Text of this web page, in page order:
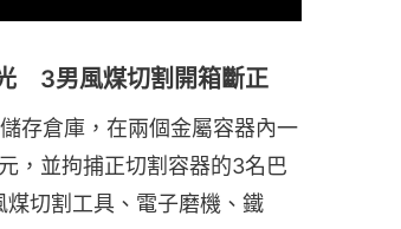
3男風煤切割開箱斷正
存倉庫，在兩個金屬容器內一
，並拘捕正切割容器的3名巴
切割工具、電子磨機、鐵